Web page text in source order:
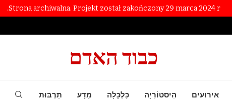
Strona archiwalna. Projekt został zakończony 29 marca 2024 r.
כבוד האדם
אירועים הִיסטוֹרִיָה כַּלְכָּלָה מַדָע תַרְבּוּת